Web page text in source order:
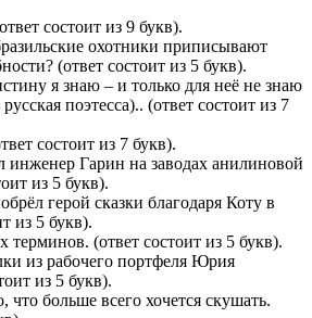
состоит из 9 букв).
охотники приписывают
(ответ состоит из 5 букв).
я знаю – и только для неё не знаю
поэтесса).. (ответ состоит из 7
состоит из 7 букв).
инженер Гарин на заводах анилиновой
из 5 букв).
герой сказки благодаря Коту в
из 5 букв).
(ответ состоит из 5 букв).
из рабочего портфеля Юрия
из 5 букв).
что больше всего хочется скушать.